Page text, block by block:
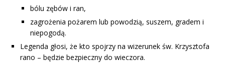
bólu zębów i ran,
zagrożenia pożarem lub powodzią, suszem, gradem i
niepogodą.
Legenda głosi, że kto spojrzy na wizerunek św. Krzysztofa
rano – będzie bezpieczny do wieczora.